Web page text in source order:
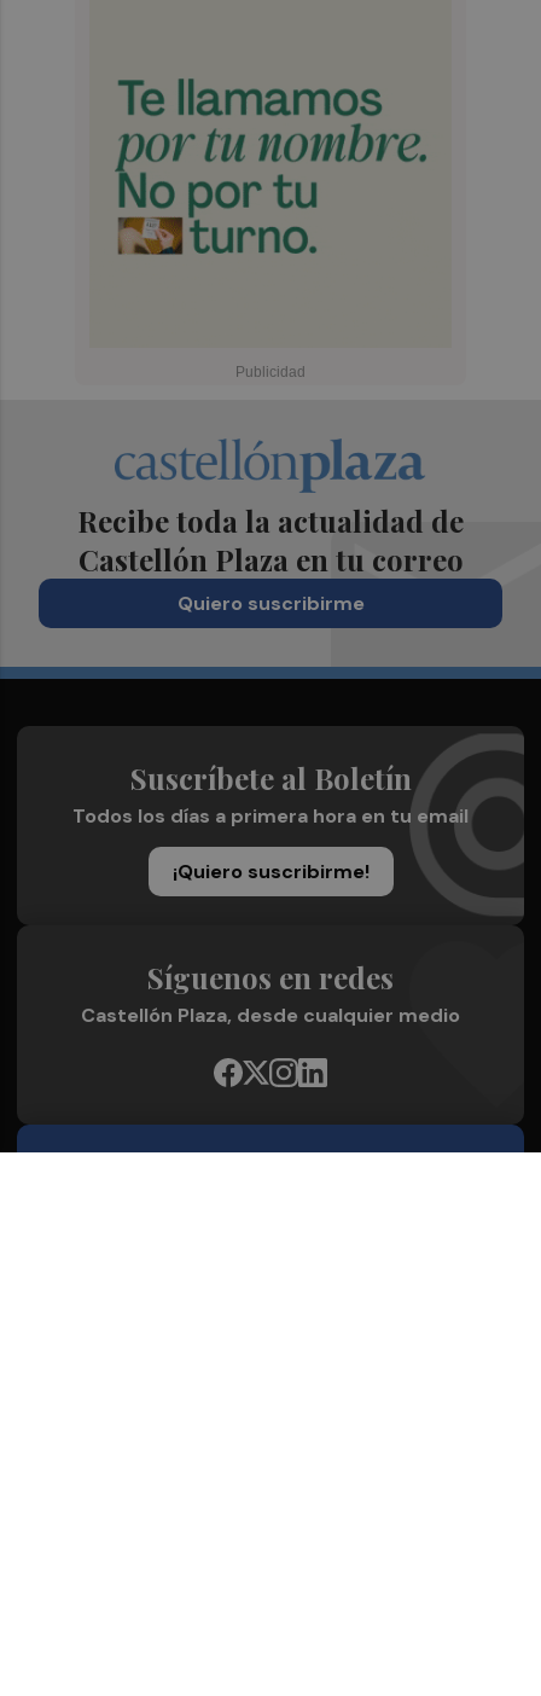
Recibe toda la actualidad de
Castellón Plaza en tu correo
Quiero suscribirme
Suscríbete al Boletín
Todos los días a primera hora en tu email
¡Quiero suscribirme!
Síguenos en redes
Castellón Plaza, desde cualquier medio